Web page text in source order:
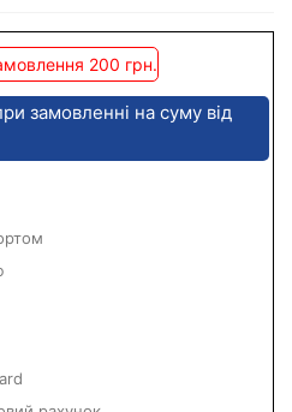
200 грн.
замовленні на суму від